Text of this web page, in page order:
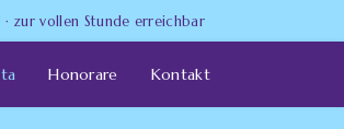
zur vollen Stunde erreichbar
Honorare Kontakt